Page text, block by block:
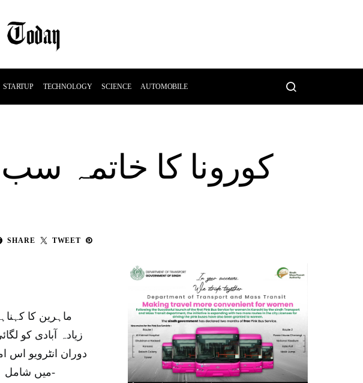
STARTUP TECHNOLOGY SCIENCE AUTOMOBILE
کورونا کا خاتمہ
SHARE TWEET
ماہرین کا
زیادہ آبادی کو
دوران انٹرویو اس
میں شامل ہو سکتے ہیں جہاں سب سے پہلے کورونا وائرس کا خاتمہ ہو گا-